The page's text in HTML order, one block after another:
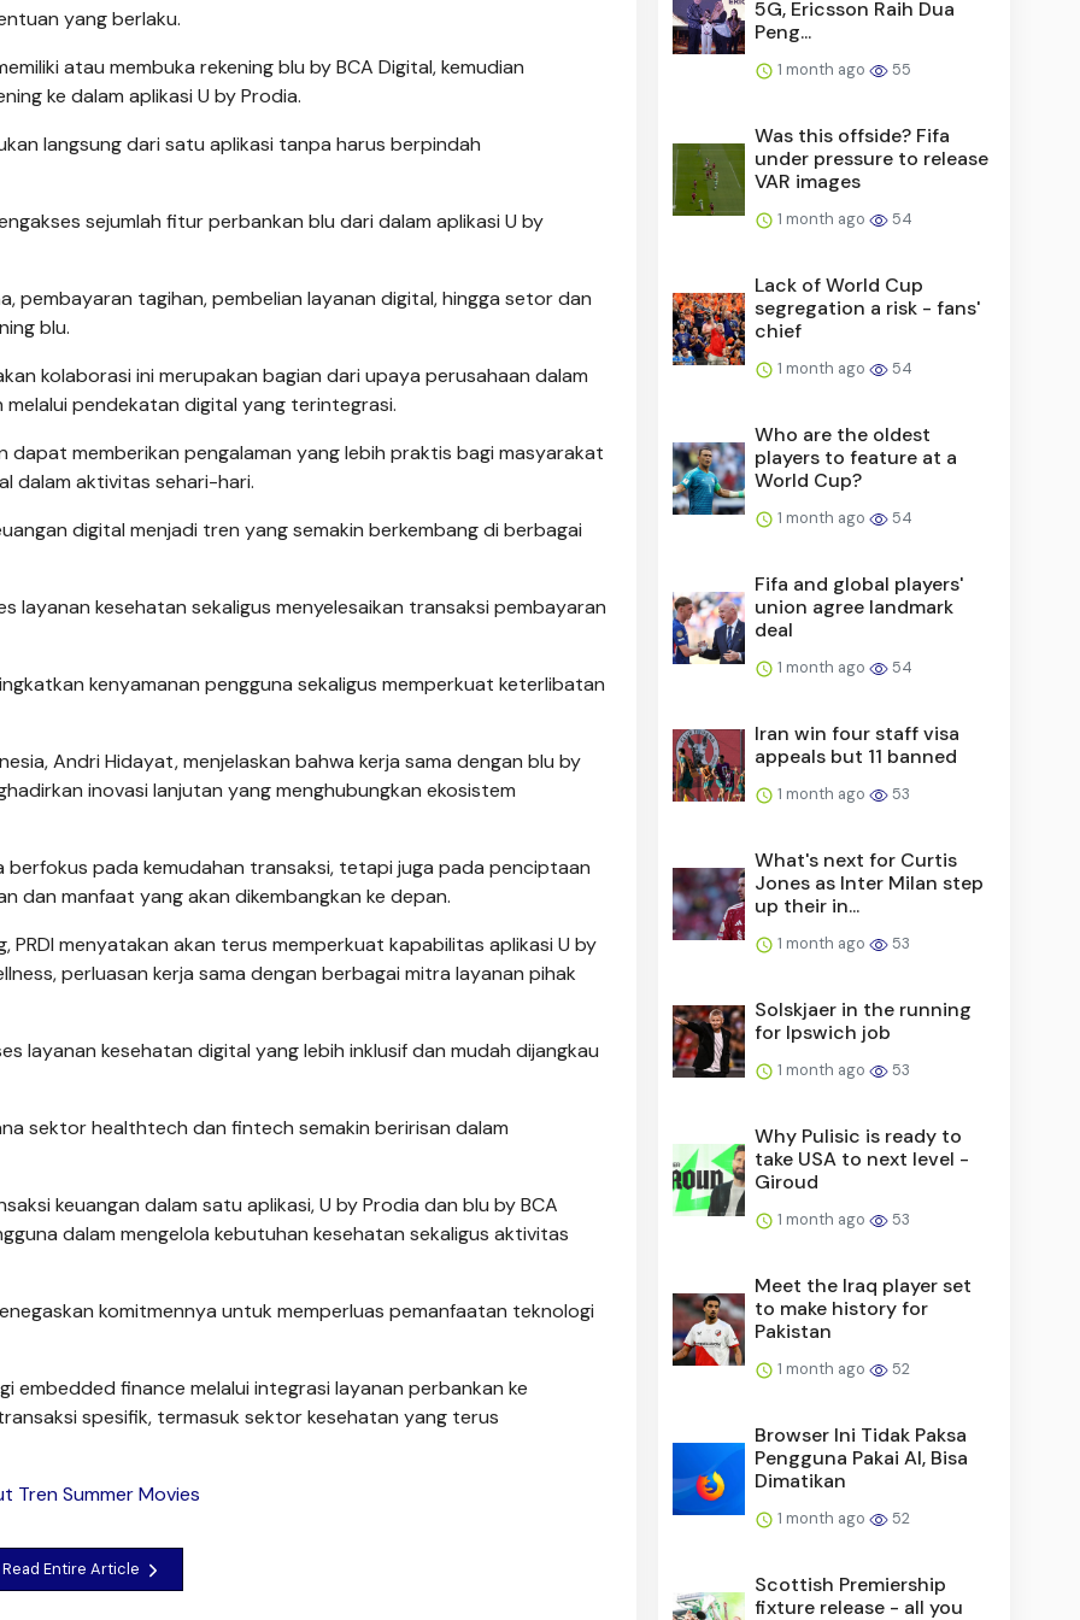
yang berlaku.
atau membuka rekening blu by BCA Digital, kemudian
ke dalam aplikasi U by Prodia.
langsung dari satu aplikasi tanpa harus berpindah
sejumlah fitur perbankan blu dari dalam aplikasi U by
pembayaran tagihan, pembelian layanan digital, hingga setor dan
blu.
kolaborasi ini merupakan bagian dari upaya perusahaan dalam
pendekatan digital yang terintegrasi.
memberikan pengalaman yang lebih praktis bagi masyarakat
dalam aktivitas sehari-hari.
digital menjadi tren yang semakin berkembang di berbagai
layanan kesehatan sekaligus menyelesaikan transaksi pembayaran
kenyamanan pengguna sekaligus memperkuat keterlibatan
Andri Hidayat, menjelaskan bahwa kerja sama dengan blu by
inovasi lanjutan yang menghubungkan ekosistem
pada kemudahan transaksi, tetapi juga pada penciptaan
dan manfaat yang akan dikembangkan ke depan.
PRDI menyatakan akan terus memperkuat kapabilitas aplikasi U by
perluasan kerja sama dengan berbagai mitra layanan pihak
layanan kesehatan digital yang lebih inklusif dan mudah dijangkau
sektor healthtech dan fintech semakin beririsan dalam
keuangan dalam satu aplikasi, U by Prodia dan blu by BCA
dalam mengelola kebutuhan kesehatan sekaligus aktivitas
komitmennya untuk memperluas pemanfaatan teknologi
embedded finance melalui integrasi layanan perbankan ke
spesifik, termasuk sektor kesehatan yang terus
Tren Summer Movies
Read Entire Article
5G, Ericsson Raih Dua
Peng...
1 month ago 55
Was this offside? Fifa
under pressure to release
VAR images
1 month ago 54
Lack of World Cup
segregation a risk - fans'
chief
1 month ago 54
Who are the oldest
players to feature at a
World Cup?
1 month ago 54
Fifa and global players'
union agree landmark
deal
1 month ago 54
Iran win four staff visa
appeals but 11 banned
1 month ago 53
What's next for Curtis
Jones as Inter Milan step
up their in...
1 month ago 53
Solskjaer in the running
for Ipswich job
1 month ago 53
Why Pulisic is ready to
take USA to next level -
Giroud
1 month ago 53
Meet the Iraq player set
to make history for
Pakistan
1 month ago 52
Browser Ini Tidak Paksa
Pengguna Pakai AI, Bisa
Dimatikan
1 month ago 52
Scottish Premiership
fixture release - all you